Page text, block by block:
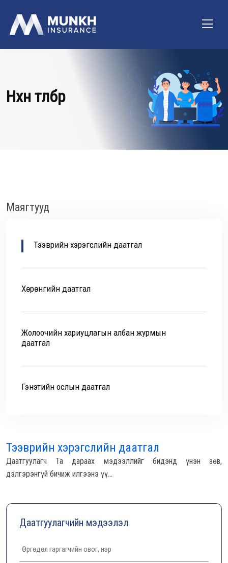
Нөхөн төлбөр
Маягтууд
Тээврийн хэрэгслийн даатгал
Хөрөнгийн даатгал
Жолоочийн хариуцлагын албан журмын
даатгал
Гэнэтийн ослын даатгал
Тээврийн хэрэгслийн даатгал
Даатгуулагч Та дараах мэдээллийг бидэнд үнэн зөв,
дэлгэрэнгүй бичиж илгээнэ үү...
Даатгуулагчийн мэдээлэл